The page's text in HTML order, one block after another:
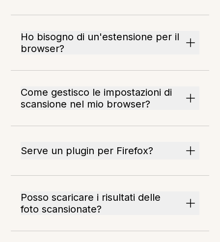
Ho bisogno di un'estensione per il
browser?
Come gestisco le impostazioni di
scansione nel mio browser?
Serve un plugin per Firefox?
Posso scaricare i risultati delle
foto scansionate?